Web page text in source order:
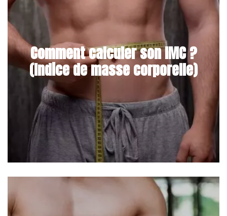
Comment calculer son IMC ?
(Indice de masse corporelle)